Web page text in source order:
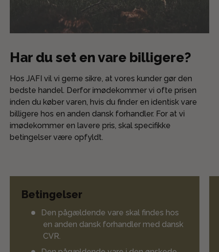
Har du set en vare billigere?
Hos JAFI vil vi gerne sikre, at vores kunder gør den
bedste handel. Derfor imødekommer vi ofte prisen
inden du køber varen, hvis du finder en identisk vare
billigere hos en anden dansk forhandler. For at vi
imødekommer en lavere pris, skal specifikke
betingelser være opfyldt.
Betingelser
Den pågældende vare skal findes hos
en anden dansk forhandler med dansk
CVR.